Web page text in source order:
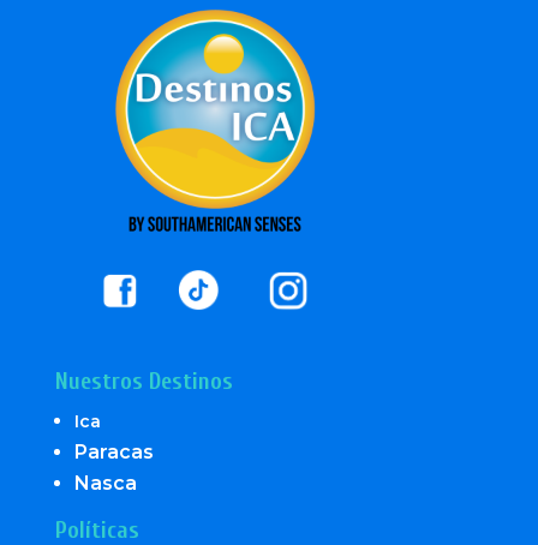
Nuestros Destinos
Ica
Paracas
Nasca
Políticas